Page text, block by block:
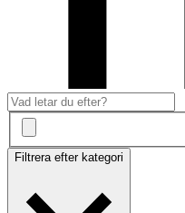
Filtrera efter kategori